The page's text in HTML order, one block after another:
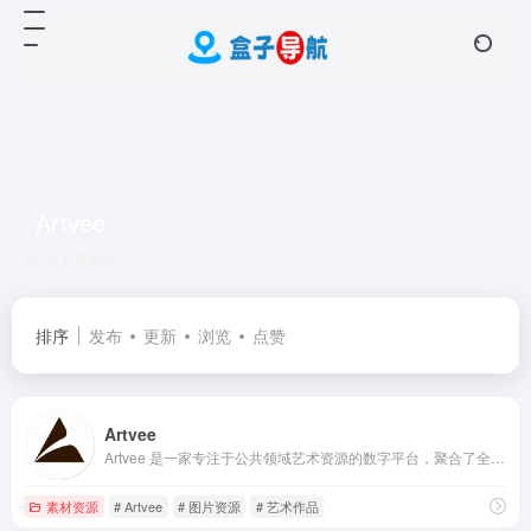
排序 发布 更新 浏览 点赞
Artvee
素材资源 # Artvee # 图片资源 # 艺术作品